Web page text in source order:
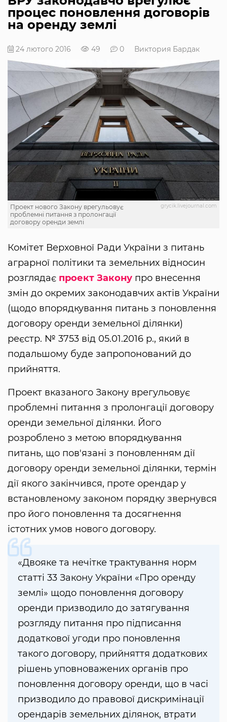
процес поновлення договорів
на оренду землі
24 лютого 2016 49 0 Виктория Бардак
grycik.livejournal.com
Проект нового Закону врегульовує
проблемні питання з пролонгації
договору оренди землі
Комітет Верховної Ради України з питань
аграрної політики та земельних відносин
розглядає проект Закону про внесення
змін до окремих законодавчих актів України
(щодо впорядкування питань з поновлення
договору оренди земельної ділянки)
реєстр. № 3753 від 05.01.2016 р., який в
подальшому буде запропонований до
прийняття.
Проект вказаного Закону врегульовує
проблемні питання з пролонгації договору
оренди земельної ділянки. Його
розроблено з метою впорядкування
питань, що пов'язані з поновленням дії
договору оренди земельної ділянки, термін
дії якого закінчився, проте орендар у
встановленому законом порядку звернувся
про його поновлення та досягнення
істотних умов нового договору.
«Двояке та нечітке трактування норм
статті 33 Закону України «Про оренду
землі» щодо поновлення договору
оренди призводило до затягування
розгляду питання про підписання
додаткової угоди про поновлення
такого договору, прийняття додаткових
рішень уповноважених органів про
поновлення договору оренди, що в часі
призводило до правової дискримінації
орендарів земельних ділянок, втрати